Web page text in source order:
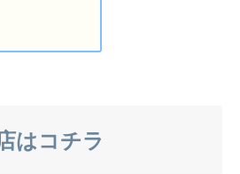
はコチラ